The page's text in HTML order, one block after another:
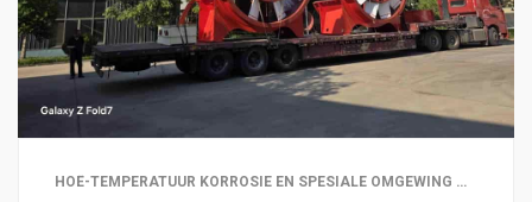
HOË-TEMPERATUUR KORROSIE EN SPESIALE OMGEWING WAAIERS | METAAL EN NIE-METAAL MYNBOU | TONNELS EN ONDERGRONDSE INGENIEURSWERKE